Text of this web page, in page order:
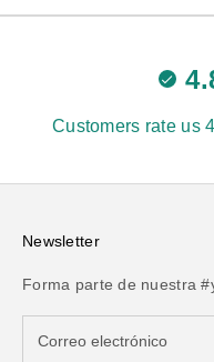
Customers rate us
Newsletter
Forma parte de nuestra